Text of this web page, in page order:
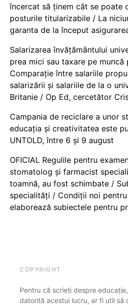
încercat să ținem cât se poate
posturile titularizabile / La
garanta de la început
Salarizarea învățământului
prea mici sau taxare pe muncă
Comparație între salariile
salarizării și salariile de la o
Britanie / Op Ed, cercetător
Campania de reciclare a unor
educația și creativitatea este
UNTOLD, între 6 și 9 august
OFICIAL Regulile pentru
stomatolog și farmacist
toamnă, au fost schimbate /
specialități / Condiții noi
elaborează subiectele pentru
COPYRIGHT
Pentru că scrieți despre
datorită acestui lucru, ar fi util să